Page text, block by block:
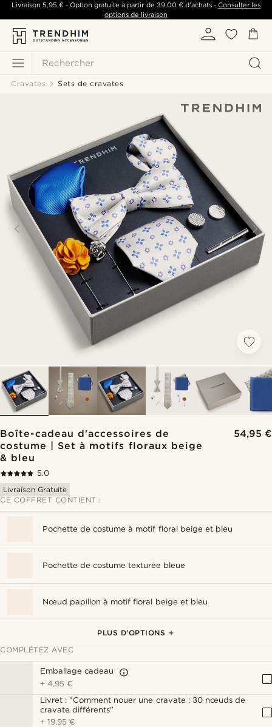
Rechercher
Livraison 5,95 €- Option gratuite à partir de 39,00 €d'achats -Consulter les
options de livraison
Cravates Sets de cravates
Boîte-cadeau d'accessoires de
costume | Set à motifs floraux beige
& bleu
54,95 €
5.0
Livraison Gratuite
CE COFFRET CONTIENT :
Pochette de costume à motif floral beige et bleu
Pochette de costume texturée bleue
Nœud papillon à motif floral beige et bleu
Cravate à motif floral beige et bleu
Boutonnière "La rose"
Boutonnière à fleur ronde orangée
Boutons de manchette argentés à motif zigzag
Pince à cravate argentée avec bordures rayées
PLUS D'OPTIONS
COMPLÉTEZ AVEC
Emballage cadeau
+4,95 €
Livret : "Comment nouer une cravate : 30 nœuds de
cravate différents"
+19,95 €